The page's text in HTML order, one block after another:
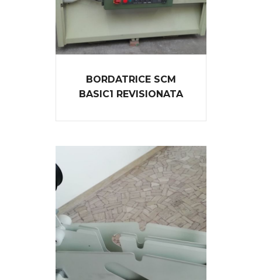
BORDATRICE SCM
BASIC1 REVISIONATA